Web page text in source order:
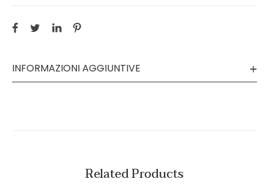
INFORMAZIONI AGGIUNTIVE
Related Products